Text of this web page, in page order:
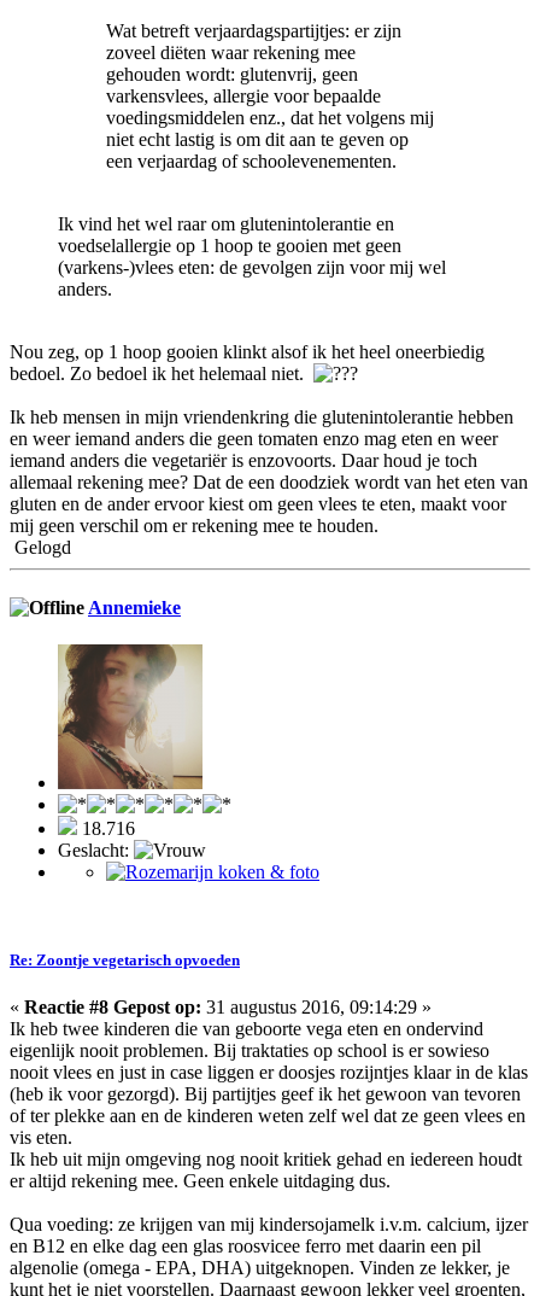
Wat betreft verjaardagspartijtjes: er zijn
zoveel diëten waar rekening mee
gehouden wordt: glutenvrij, geen
varkensvlees, allergie voor bepaalde
voedingsmiddelen enz., dat het volgens mij
niet echt lastig is om dit aan te geven op
een verjaardag of schoolevenementen.
Ik vind het wel raar om glutenintolerantie en
voedselallergie op 1 hoop te gooien met geen
(varkens-)vlees eten: de gevolgen zijn voor mij wel
anders.
Nou zeg, op 1 hoop gooien klinkt alsof ik het heel oneerbiedig
bedoel. Zo bedoel ik het helemaal niet.
Ik heb mensen in mijn vriendenkring die glutenintolerantie hebben
en weer iemand anders die geen tomaten enzo mag eten en weer
iemand anders die vegetariër is enzovoorts. Daar houd je toch
allemaal rekening mee? Dat de een doodziek wordt van het eten van
gluten en de ander ervoor kiest om geen vlees te eten, maakt voor
mij geen verschil om er rekening mee te houden.
Gelogd
Annemieke
18.716
Geslacht:
Re: Zoontje vegetarisch opvoeden
« Reactie #8 Gepost op: 31 augustus 2016, 09:14:29 »
Ik heb twee kinderen die van geboorte vega eten en ondervind
eigenlijk nooit problemen. Bij traktaties op school is er sowieso
nooit vlees en just in case liggen er doosjes rozijntjes klaar in de klas
(heb ik voor gezorgd). Bij partijtjes geef ik het gewoon van tevoren
of ter plekke aan en de kinderen weten zelf wel dat ze geen vlees en
vis eten.
Ik heb uit mijn omgeving nog nooit kritiek gehad en iedereen houdt
er altijd rekening mee. Geen enkele uitdaging dus.
Qua voeding: ze krijgen van mij kindersojamelk i.v.m. calcium, ijzer
en B12 en elke dag een glas roosvicee ferro met daarin een pil
algenolie (omega - EPA, DHA) uitgeknopen. Vinden ze lekker, je
kunt het je niet voorstellen. Daarnaast gewoon lekker veel groenten,